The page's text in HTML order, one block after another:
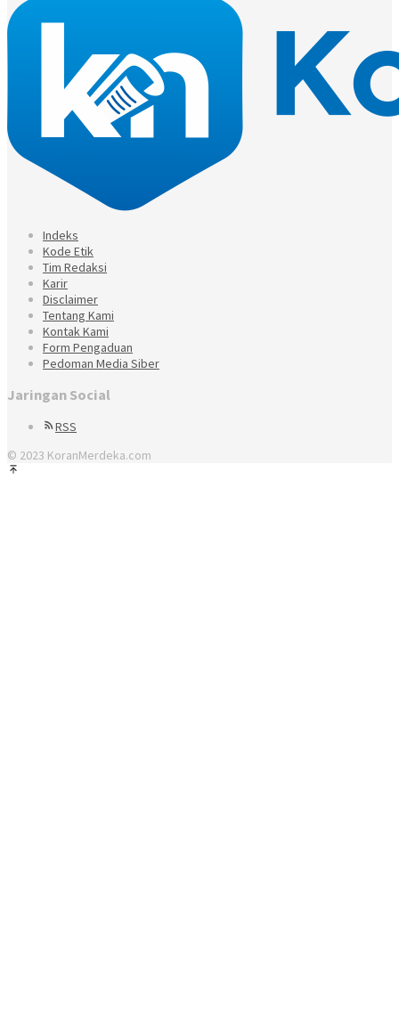
Indeks
Kode Etik
Tim Redaksi
Karir
Disclaimer
Tentang Kami
Kontak Kami
Form Pengaduan
Pedoman Media Siber
Jaringan Social
RSS
© 2023 KoranMerdeka.com